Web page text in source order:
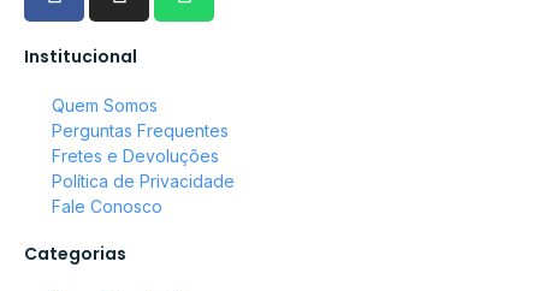
Institucional
Quem Somos
Perguntas Frequentes
Fretes e Devoluções
Política de Privacidade
Fale Conosco
Categorias